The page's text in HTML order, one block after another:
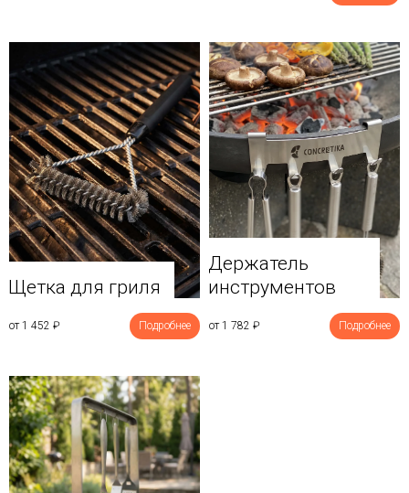
Щетка для гриля
от 1 452 ₽ Подробнее
Держатель
инструментов
от 1 782 ₽ Подробнее